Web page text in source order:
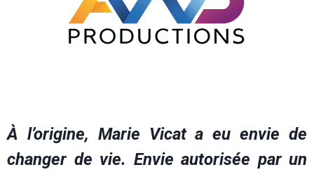
À l’origine, Marie Vicat a eu envie de
changer de vie. Envie autorisée par un